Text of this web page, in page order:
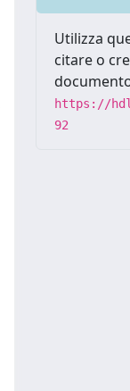
Utilizza
citare o
https://
92